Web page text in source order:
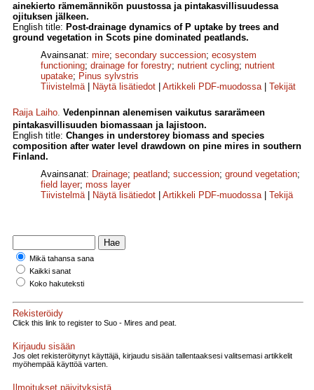
ainekierto rämemännikön puustossa ja pintakasvillisuudessa
ojituksen jälkeen.
English title: Post-drainage dynamics of P uptake by trees and
ground vegetation in Scots pine dominated peatlands.
Avainsanat: mire; secondary succession; ecosystem
functioning; drainage for forestry; nutrient cycling; nutrient
upatake; Pinus sylvstris
Tiivistelmä| Näytä lisätiedot Artikkeli PDF-muodossa| Tekijät
Raija Laiho. Vedenpinnan alenemisen vaikutus sararämeen
pintakasvillisuuden biomassaan ja lajistoon.
English title: Changes in understorey biomass and species
composition after water level drawdown on pine mires in southern
Finland.
Avainsanat: Drainage; peatland; succession; ground vegetation;
field layer; moss layer
Tiivistelmä| Näytä lisätiedot Artikkeli PDF-muodossa| Tekijä
Mikä tahansa sana
Kaikki sanat
Koko hakuteksti
Rekisteröidy
Click this link to register to Suo - Mires and peat.
Kirjaudu sisään
Jos olet rekisteröitynyt käyttäjä, kirjaudu sisään tallentaaksesi valitsemasi artikkelit
myöhempää käyttöä varten.
Ilmoitukset päivityksistä